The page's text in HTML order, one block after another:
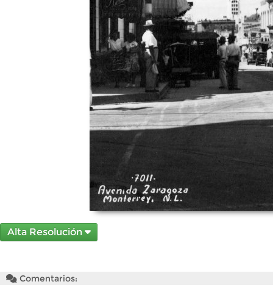
Alta Resolución
Comentarios: